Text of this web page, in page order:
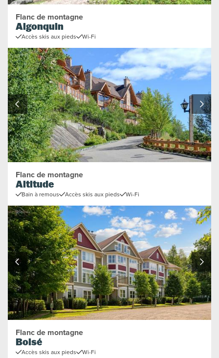
Flanc de montagne
Algonquin
Accès skis aux pieds Wi-Fi
Flanc de montagne
Altitude
Bain à remous Accès skis aux pieds Wi-Fi
Flanc de montagne
Boisé
Accès skis aux pieds Wi-Fi